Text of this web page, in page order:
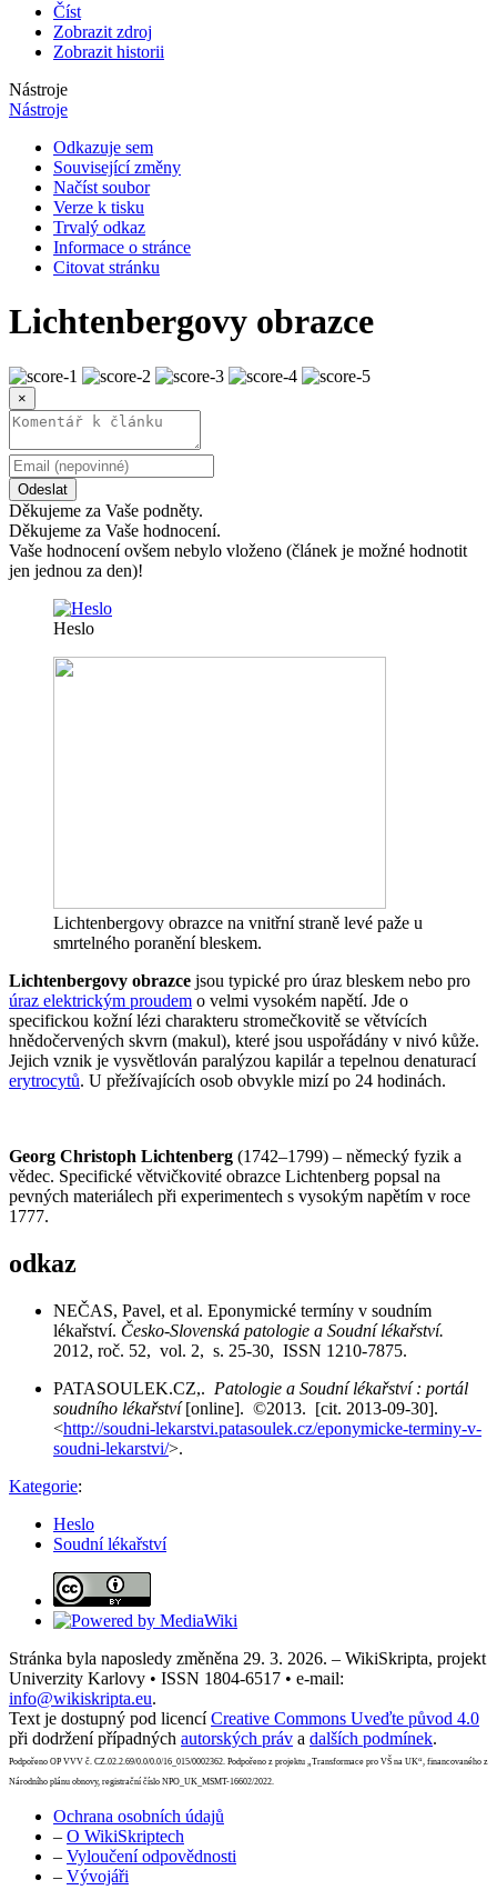
Číst
Zobrazit zdroj
Zobrazit historii
Nástroje
Nástroje
Odkazuje sem
Související změny
Načíst soubor
Verze k tisku
Trvalý odkaz
Informace o stránce
Citovat stránku
Lichtenbergovy obrazce
×
Odeslat
Děkujeme za Vaše podněty.
Děkujeme za Vaše hodnocení.
Vaše hodnocení ovšem nebylo vloženo (článek je možné hodnotit
jen jednou za den)!
Heslo
Lichtenbergovy obrazce na vnitřní straně levé paže u
smrtelného poranění bleskem.
Lichtenbergovy obrazce jsou typické pro úraz bleskem nebo pro
úraz elektrickým proudem o velmi vysokém napětí. Jde o
specifickou kožní lézi charakteru stromečkovitě se větvících
hnědočervených skvrn (makul), které jsou uspořádány v nivó kůže.
Jejich vznik je vysvětlován paralýzou kapilár a tepelnou denaturací
erytrocytů. U přežívajících osob obvykle mizí po 24 hodinách.
Georg Christoph Lichtenberg (1742–1799) – německý fyzik a
vědec. Specifické větvičkovité obrazce Lichtenberg popsal na
pevných materiálech při experimentech s vysokým napětím v roce
1777.
odkaz
NEČAS, Pavel, et al. Eponymické termíny v soudním
lékařství. Česko-Slovenská patologie a Soudní lékařství.
2012, roč. 52, vol. 2, s. 25-30, ISSN 1210-7875.
PATASOULEK.CZ,. Patologie a Soudní lékařství : portál
soudního lékařství[online]. ©2013. [cit. 2013-09-30].
<http://soudni-lekarstvi.patasoulek.cz/eponymicke-terminy-v-
soudni-lekarstvi/>.
Kategorie:
Heslo
Soudní lékařství
Stránka byla naposledy změněna 29. 3. 2026. – WikiSkripta, projekt
Univerzity Karlovy • ISSN 1804-6517 • e-mail:
info@wikiskripta.eu.
Text je dostupný pod licencíCreative Commons Uveďte původ 4.0
při dodržení případných autorských práv a dalších podmínek.
Podpořeno OP VVV č. CZ.02.2.69/0.0/0.0/16_015/0002362. Podpořeno z projektu „Transformace pro VŠ na UK“, financovaného z
Národního plánu obnovy, registrační číslo NPO_UK_MSMT-16602/2022.
Ochrana osobních údajů
– O WikiSkriptech
– Vyloučení odpovědnosti
– Vývojáři